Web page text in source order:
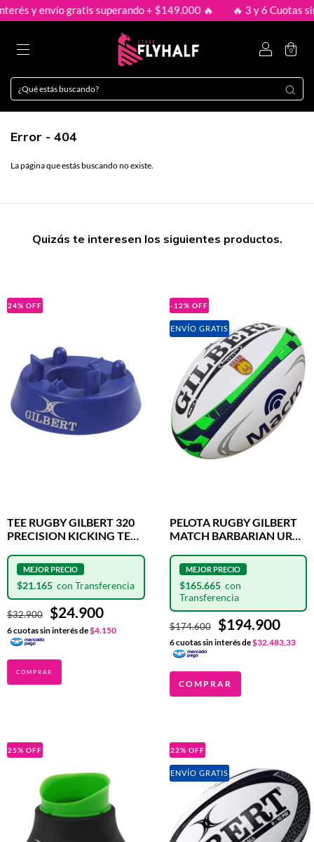
y envío gratis superando + $149.000 🔥 🔥 3 y 6 Cuotas
0
Error - 404
La página que estás buscando no existe.
Quizás te interesen los siguientes productos.
24% OFF
TEE RUGBY GILBERT 320
PRECISION KICKING TEE
$32.900 $24.900
$21.165
6cuotas sin interés de$4.150
-12% OFF
ENVÍO GRATIS
PELOTA RUGBY GILBERT
MATCH BARBARIAN URBA
$174.600 $194.900
$165.665
6cuotas sin interés de$32.483,33
COMPRAR
25% OFF 22% OFF
ENVÍO GRATIS